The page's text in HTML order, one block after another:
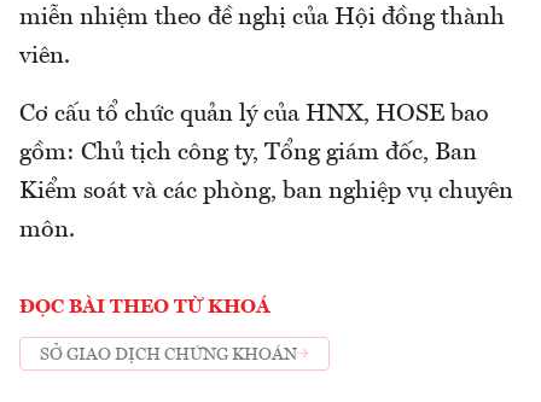
miễn nhiệm theo đề nghị của Hội đồng thành
viên.
Cơ cấu tổ chức quản lý của HNX, HOSE bao
gồm: Chủ tịch công ty, Tổng giám đốc, Ban
Kiểm soát và các phòng, ban nghiệp vụ chuyên
môn.
ĐỌC BÀI THEO TỪ KHOÁ
SỞ GIAO DỊCH CHỨNG KHOÁN